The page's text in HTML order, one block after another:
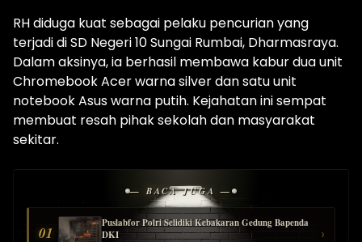
RH diduga kuat sebagai pelaku pencurian yang
terjadi di SD Negeri 10 Sungai Rumbai, Dharmasraya.
Dalam aksinya, ia berhasil membawa kabur dua unit
Chromebook Acer warna silver dan satu unit
notebook Asus warna putih. Kejahatan ini sempat
membuat resah pihak sekolah dan masyarakat
sekitar.
— BACA JUGA —
01
Puslabfor Polri Selidiki Kebakaran Gedung Bapenda
DKI
›